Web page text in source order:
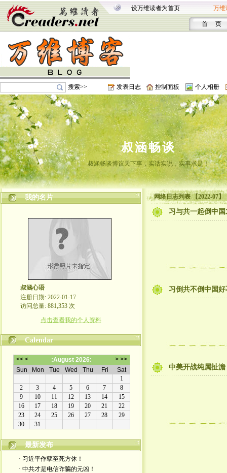
设万维读者为首页 万维
首 页
搜索>> 发表日志 控制面板 个人相册
叔涵畅谈
叔涵畅谈博议天下事，实话实说，实事求是！
我的名片
叔涵心语
注册日期: 2022-01-17
访问总量: 881,353 次
点击查看我的个人资料
Calendar
最新发布
· 习近平作孽至死方休！
· 中共才是电信诈骗的元凶！
网络日志列表 【2022-07】
习与共一起倒中
习倒共不倒中国
中美开战纯属扯澹